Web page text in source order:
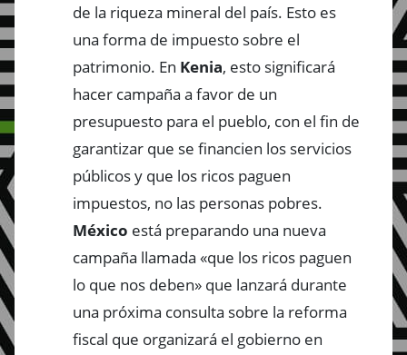
de la riqueza mineral del país. Esto es
una forma de impuesto sobre el
patrimonio. En Kenia, esto significará
hacer campaña a favor de un
presupuesto para el pueblo, con el fin de
garantizar que se financien los servicios
públicos y que los ricos paguen
impuestos, no las personas pobres.
México está preparando una nueva
campaña llamada «que los ricos paguen
lo que nos deben» que lanzará durante
una próxima consulta sobre la reforma
fiscal que organizará el gobierno en